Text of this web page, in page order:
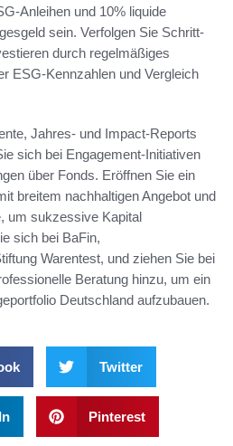
Anleihen und 10% liquide
sein. Verfolgen Sie Schritt-
durch regelmäßiges
ESG-Kennzahlen und Vergleich
Jahres- und Impact-Reports
sich bei Engagement-Initiativen
über Fonds. Eröffnen Sie ein
breitem nachhaltigen Angebot und
um sukzessive Kapital
sich bei BaFin,
Warentest, und ziehen Sie bei
Beratung hinzu, um ein
Deutschland aufzubauen.
Twitter
Pinterest